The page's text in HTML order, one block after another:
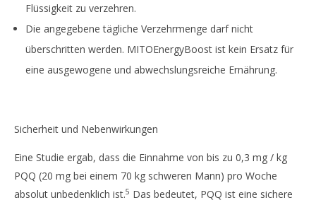
Flüssigkeit zu verzehren.
Die angegebene tägliche Verzehrmenge darf nicht
überschritten werden. MITOEnergyBoost ist kein Ersatz für
eine ausgewogene und abwechslungsreiche Ernährung.
Sicherheit und Nebenwirkungen
Eine Studie ergab, dass die Einnahme von bis zu 0,3 mg / kg
PQQ (20 mg bei einem 70 kg schweren Mann) pro Woche
absolut unbedenklich ist.5 Das bedeutet, PQQ ist eine sichere